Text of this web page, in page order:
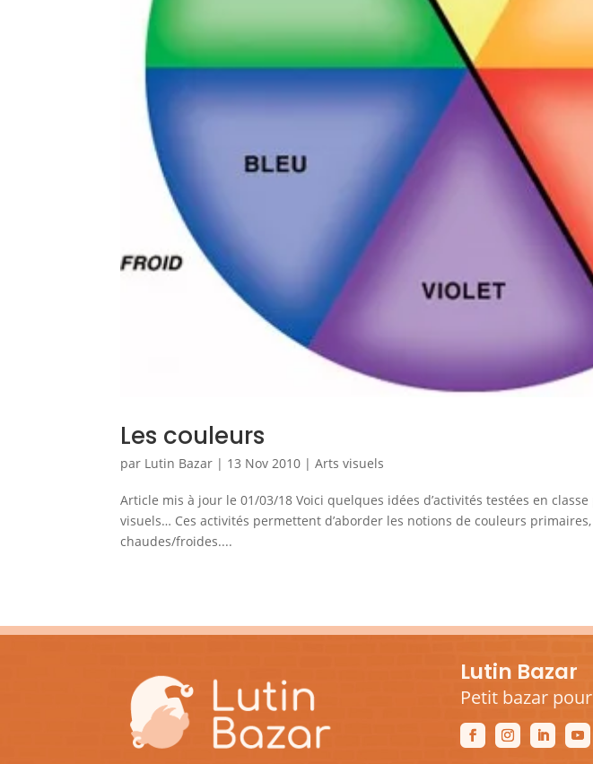
Les couleurs
par Lutin Bazar | 13 Nov 2010 |Arts visuels
Article mis à jour le 01/03/18 Voici quelques idées d’activités testées en
visuels… Ces activités permettent d’aborder les notions de couleurs
chaudes/froides....
Lutin Bazar
Petit bazar